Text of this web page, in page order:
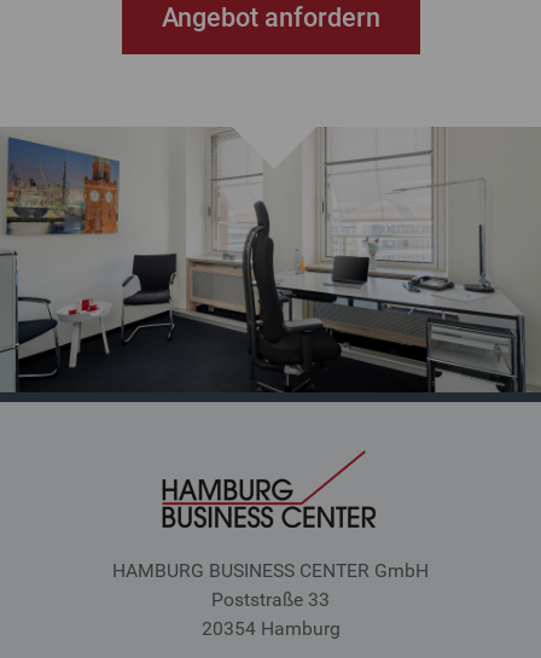
Angebot anfordern
HAMBURG BUSINESS CENTER GmbH
Poststraße 33
20354 Hamburg